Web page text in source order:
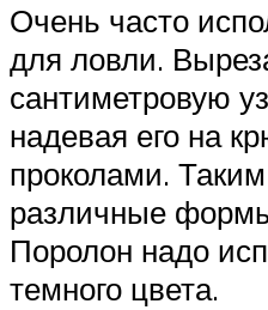
Очень часто
для ловли.
сантиметровую
надевая его на
проколами.
различные
Поролон надо
темного цвета.